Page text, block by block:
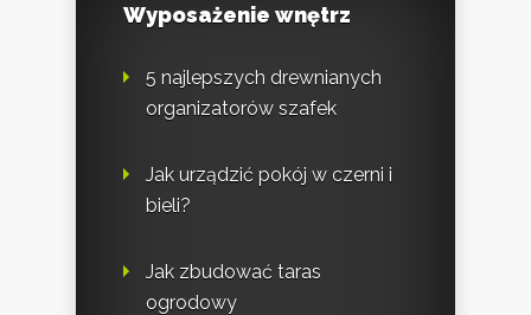
Wyposażenie wnętrz
5 najlepszych drewnianych
organizatorów szafek
Jak urządzić pokój w czerni i
bieli?
Jak zbudować taras
ogrodowy